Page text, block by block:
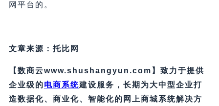
网平台的。
文章来源：托比网
【数商云www.shushangyun.com】致力于提供
企业级的电商系统建设服务，长期为大中型企业打
造数据化、商业化、智能化的网上商城系统解决方